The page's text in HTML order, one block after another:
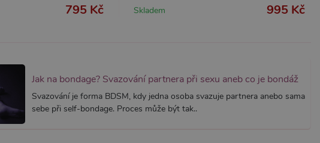
795 Kč Skladem 995 Kč
Jak na bondage? Svazování partnera při sexu aneb co je bondáž
Svazování je forma BDSM, kdy jedna osoba svazuje partnera anebo sama
sebe při self-bondage. Proces může být tak..
a kampaních pro analytické přehledy